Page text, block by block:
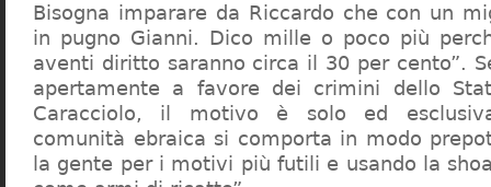
Bisogna imparare da Riccardo che con un
in pugno Gianni. Dico mille o poco più
aventi diritto saranno circa il 30 per cento”.
apertamente a favore dei crimini dello
Caracciolo, il motivo è solo ed
comunità ebraica si comporta in modo
la gente per i motivi più futili e usando la